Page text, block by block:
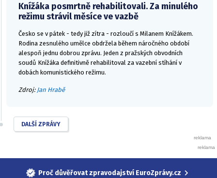
Knížáka posmrtně rehabilitovali. Za minulého
režimu strávil měsíce ve vazbě
Česko se v pátek - tedy již zítra - rozloučí s Milanem Knížákem.
Rodina zesnulého umělce obdržela během náročného období
alespoň jednu dobrou zprávu. Jeden z pražských obvodních
soudů Knížáka definitivně rehabilitoval za vazební stíhání v
dobách komunistického režimu.
Zdroj: Jan Hrabě
DALŠÍ ZPRÁVY
Proč důvěřovat zpravodajství EuroZprávy.cz